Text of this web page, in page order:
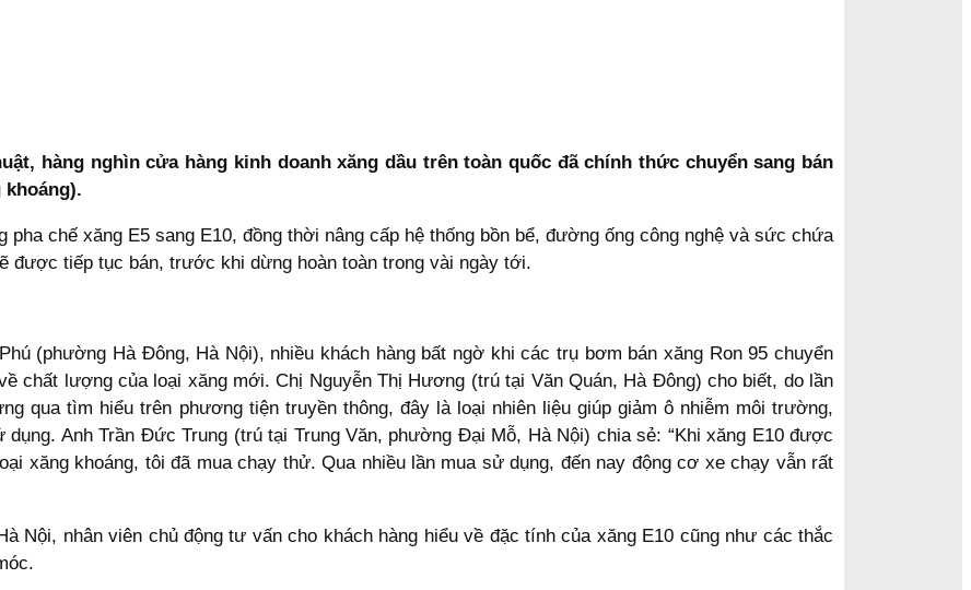
hàng nghìn cửa hàng kinh doanh xăng dầu trên toàn quốc đã chính thức chuyển sang bán
khoáng).
pha chế xăng E5 sang E10, đồng thời nâng cấp hệ thống bồn bể, đường ống công nghệ và sức chứa
được tiếp tục bán, trước khi dừng hoàn toàn trong vài ngày tới.
(phường Hà Đông, Hà Nội), nhiều khách hàng bất ngờ khi các trụ bơm bán xăng Ron 95 chuyển
chất lượng của loại xăng mới. Chị Nguyễn Thị Hương (trú tại Văn Quán, Hà Đông) cho biết, do lần
qua tìm hiểu trên phương tiện truyền thông, đây là loại nhiên liệu giúp giảm ô nhiễm môi trường,
Anh Trần Đức Trung (trú tại Trung Văn, phường Đại Mỗ, Hà Nội) chia sẻ: “Khi xăng E10 được
xăng khoáng, tôi đã mua chạy thử. Qua nhiều lần mua sử dụng, đến nay động cơ xe chạy vẫn rất
Nội, nhân viên chủ động tư vấn cho khách hàng hiểu về đặc tính của xăng E10 cũng như các thắc